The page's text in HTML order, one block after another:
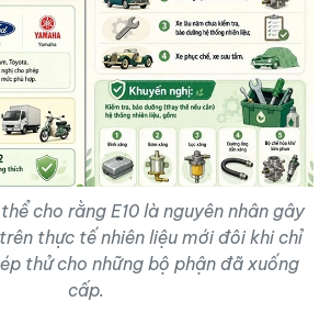
cho rằng E10 là nguyên nhân gây
thực tế nhiên liệu mới đôi khi chỉ
thử cho những bộ phận đã xuống
cấp.